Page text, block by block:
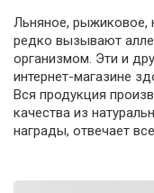
Льняное, рыжиковое,
редко вызывают
организмом. Эти и
интернет-магазине
Вся продукция
качества из
награды, отвечает